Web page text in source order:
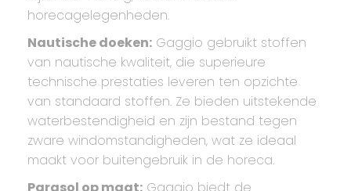
horecagelegenheden.
Nautische doeken: Gaggio gebruikt stoffen
van nautische kwaliteit, die superieure
technische prestaties leveren ten opzichte
van standaard stoffen. Ze bieden uitstekende
waterbestendigheid en zijn bestand tegen
zware windomstandigheden, wat ze ideaal
maakt voor buitengebruik in de horeca.
Parasol op maat: Gaggio biedt de